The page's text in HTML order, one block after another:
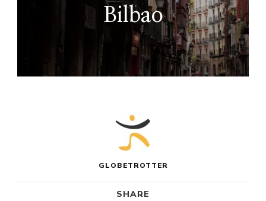
Bilbao
GLOBETROTTER
SHARE